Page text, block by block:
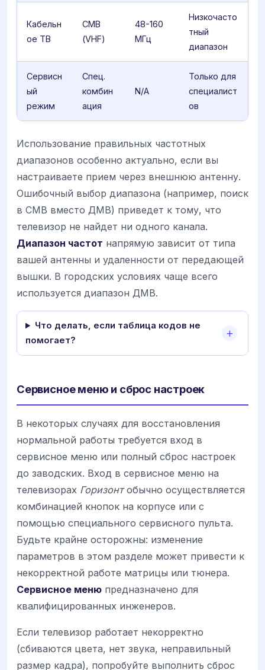
Кабельн
ое ТВ
СМВ
(VHF)
48-160
МГц
Низкочасто
тный
диапазон
Сервисн
ый
режим
Спец.
комбин
ация
N/A
Только для
специалист
ов
Использование правильных частотных
диапазонов особенно актуально, если вы
настраиваете прием через внешнюю антенну.
Ошибочный выбор диапазона (например, поиск
в СМВ вместо ДМВ) приведет к тому, что
телевизор не найдет ни одного канала.
Диапазон частот напрямую зависит от типа
вашей антенны и удаленности от передающей
вышки. В городских условиях чаще всего
используется диапазон ДМВ.
Что делать, если таблица кодов не
помогает?
Сервисное меню и сброс настроек
В некоторых случаях для восстановления
нормальной работы требуется вход в
сервисное меню или полный сброс настроек
до заводских. Вход в сервисное меню на
телевизорах Горизонтобычно осуществляется
комбинацией кнопок на корпусе или с
помощью специального сервисного пульта.
Будьте крайне осторожны: изменение
параметров в этом разделе может привести к
некорректной работе матрицы или тюнера.
Сервисное меню предназначено для
квалифицированных инженеров.
Если телевизор работает некорректно
(сбиваются цвета, нет звука, неправильный
размер кадра), попробуйте выполнить сброс